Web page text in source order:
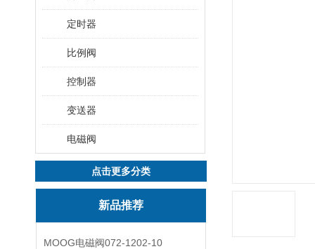
定时器
比例阀
控制器
变送器
电磁阀
点击更多分类
新品推荐
MOOG电磁阀072-1202-10